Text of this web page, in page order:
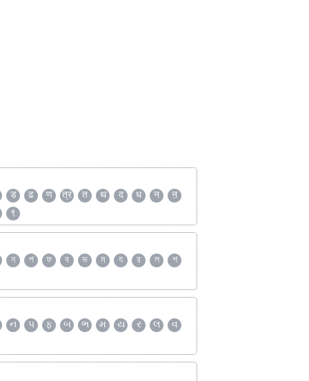
ड ढ ण त्र त थ द ध न
ऩ
९
ন প ফ ব ভ ম য র ল শ
ન પ ફ બ ભ મ ય ર લ વ